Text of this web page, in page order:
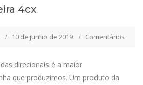
4cx
10 de junho de 2019 Comentários
direcionais é a maior
que produzimos. Um produto da